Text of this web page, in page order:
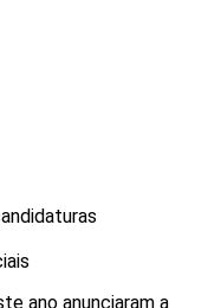
ano anunciaram a